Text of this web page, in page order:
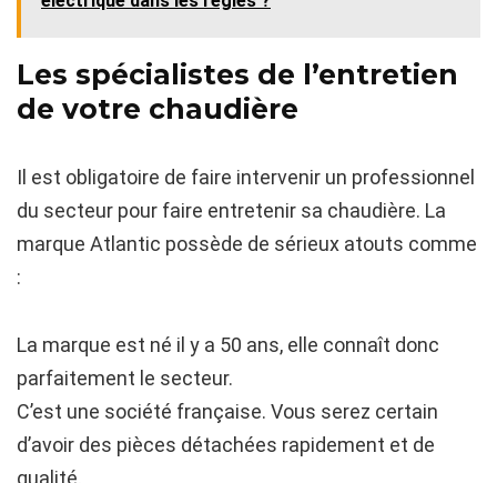
Les spécialistes de l’entretien
de votre chaudière
Il est obligatoire de faire intervenir un professionnel
du secteur pour faire entretenir sa chaudière. La
marque Atlantic possède de sérieux atouts comme
:
La marque est né il y a 50 ans, elle connaît donc
parfaitement le secteur.
C’est une société française. Vous serez certain
d’avoir des pièces détachées rapidement et de
qualité.